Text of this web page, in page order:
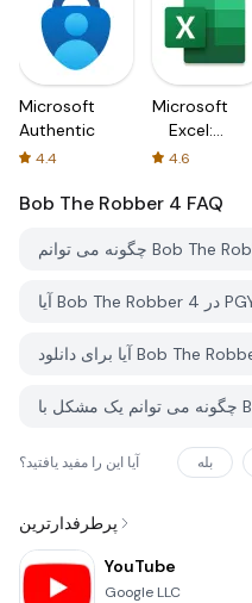
Microsoft
Authenticator
4.4
Microsoft
Excel:
Spreadsheets
4.6
Bob The Robber 4 FAQ
آیا این را مفید یافتید؟ بله
پرطرفدارترین
YouTube
Google LLC